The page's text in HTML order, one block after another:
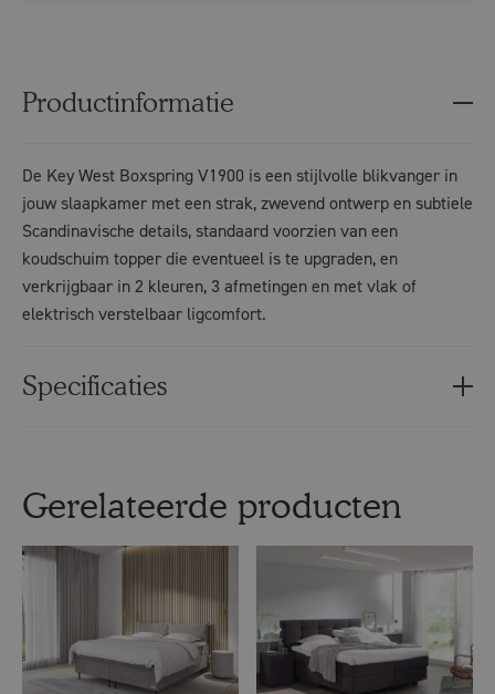
Productinformatie
De Key West Boxspring V1900 is een stijlvolle blikvanger in
jouw slaapkamer met een strak, zwevend ontwerp en subtiele
Scandinavische details, standaard voorzien van een
koudschuim topper die eventueel is te upgraden, en
verkrijgbaar in 2 kleuren, 3 afmetingen en met vlak of
elektrisch verstelbaar ligcomfort.
Specificaties
Gerelateerde producten